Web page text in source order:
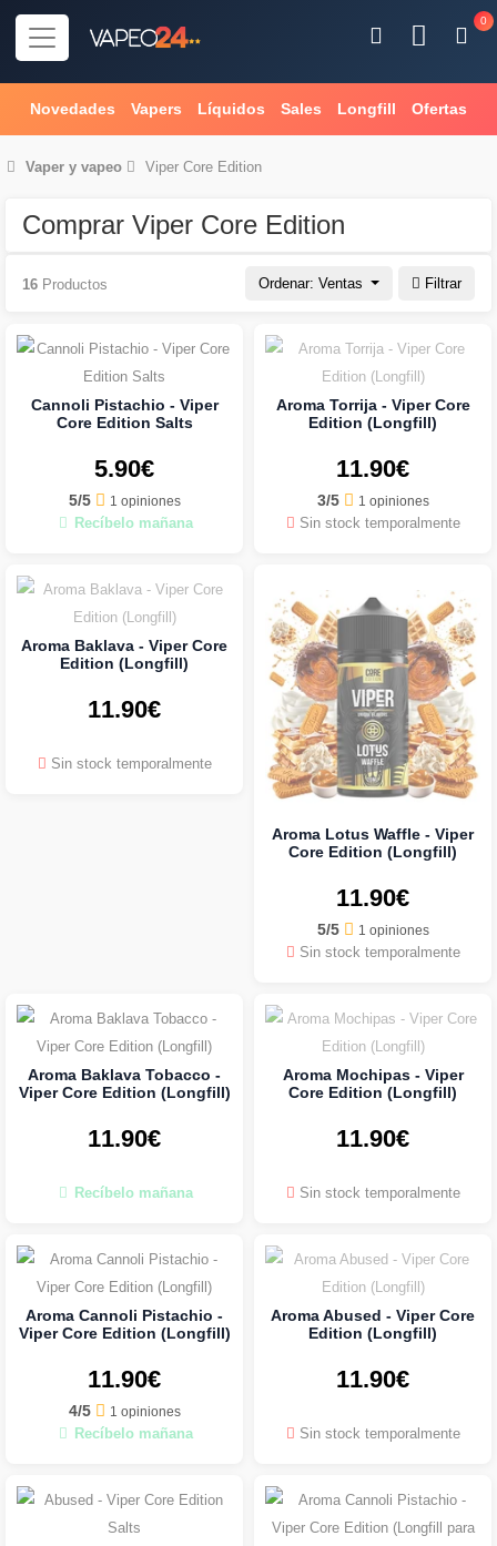
0
Novedades Vapers Líquidos Sales Longfill Ofertas
Vaper y vapeo Viper Core Edition
Comprar Viper Core Edition
Ordenar: Ventas Filtrar
16 Productos
Cannoli Pistachio - Viper
Core Edition Salts
5.90€
5/5 1 opiniones
Recíbelo mañana
Aroma Torrija - Viper Core
Edition (Longfill)
11.90€
3/5 1 opiniones
Sin stock temporalmente
Aroma Baklava - Viper Core
Edition (Longfill)
11.90€
Sin stock temporalmente
Aroma Lotus Waffle - Viper
Core Edition (Longfill)
11.90€
5/5 1 opiniones
Sin stock temporalmente
Aroma Baklava Tobacco -
Viper Core Edition (Longfill)
11.90€
Recíbelo mañana
Aroma Mochipas - Viper
Core Edition (Longfill)
11.90€
Sin stock temporalmente
Aroma Cannoli Pistachio -
Viper Core Edition (Longfill)
11.90€
4/5 1 opiniones
Recíbelo mañana
Aroma Abused - Viper Core
Edition (Longfill)
11.90€
Sin stock temporalmente